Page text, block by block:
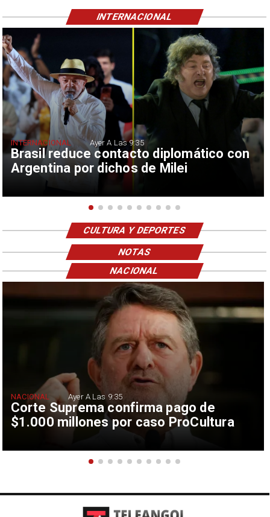
Brasil reduce contacto diplomático con
Argentina por dichos de Milei
INTERNACIONAL Ayer A Las 9:35
INTERNACIONAL
CULTURA Y DEPORTES
NOTAS
Corte Suprema confirma pago de
$1.000 millones por caso ProCultura
NACIONAL Ayer A Las 9:35
NACIONAL